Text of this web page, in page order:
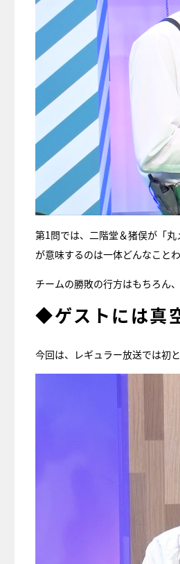
第1問では、二階堂＆猪俣が「
が意味するのは一体どんなこと
チームの勝敗の行方はもちろん
◆ゲストには真
今回は、レギュラー放送では初